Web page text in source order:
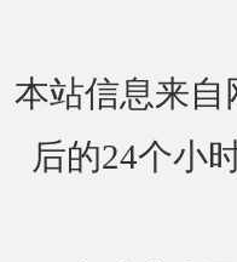
本站信息来自
后的24个小